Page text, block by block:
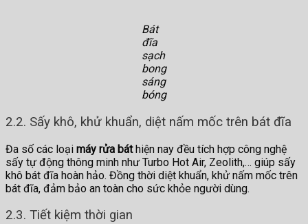
Bát
đĩa
sạch
bong
sáng
bóng
2.2. Sấy khô, khử khuẩn, diệt nấm mốc trên bát đĩa
Đa số các loại máy rửa báthiện nay đều tích hợp công nghệ
sấy tự động thông minh như Turbo Hot Air, Zeolith,… giúp sấy
khô bát đĩa hoàn hảo. Đồng thời diệt khuẩn, khử nấm mốc trên
bát đĩa, đảm bảo an toàn cho sức khỏe người dùng.
2.3. Tiết kiệm thời gian